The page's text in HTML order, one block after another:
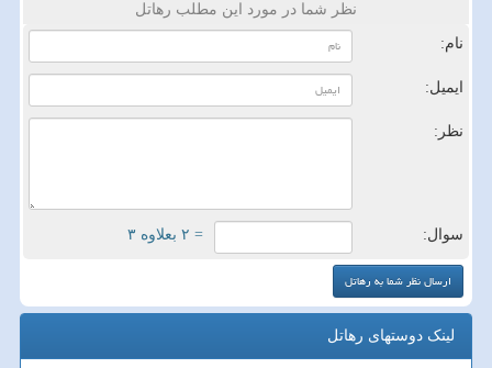
نظر شما در مورد این مطلب رهاتل
نام:
ایمیل:
نظر:
سوال: = ۲ بعلاوه ۳
لینک دوستهای رهاتل